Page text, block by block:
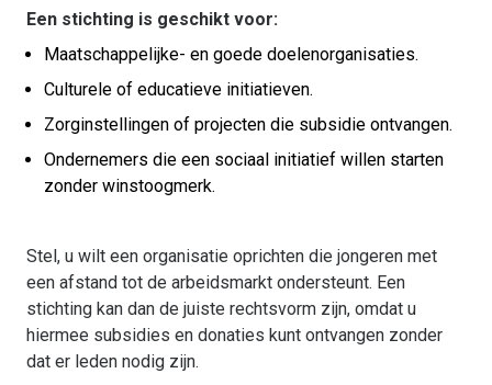
Een stichting is geschikt voor:
Maatschappelijke- en goede doelenorganisaties.
Culturele of educatieve initiatieven.
Zorginstellingen of projecten die subsidie ontvangen.
Ondernemers die een sociaal initiatief willen starten
zonder winstoogmerk.
Stel, u wilt een organisatie oprichten die jongeren met
een afstand tot de arbeidsmarkt ondersteunt. Een
stichting kan dan de juiste rechtsvorm zijn, omdat u
hiermee subsidies en donaties kunt ontvangen zonder
dat er leden nodig zijn.